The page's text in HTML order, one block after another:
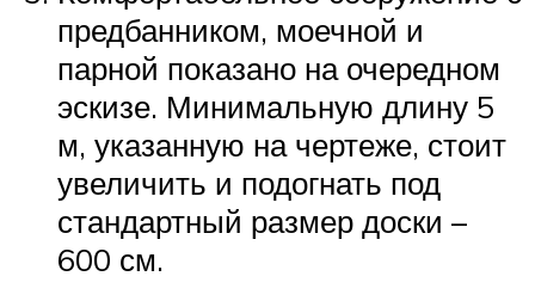
предбанником, моечной и
парной показано на очередном
эскизе. Минимальную длину 5
м, указанную на чертеже, стоит
увеличить и подогнать под
стандартный размер доски –
600 см.